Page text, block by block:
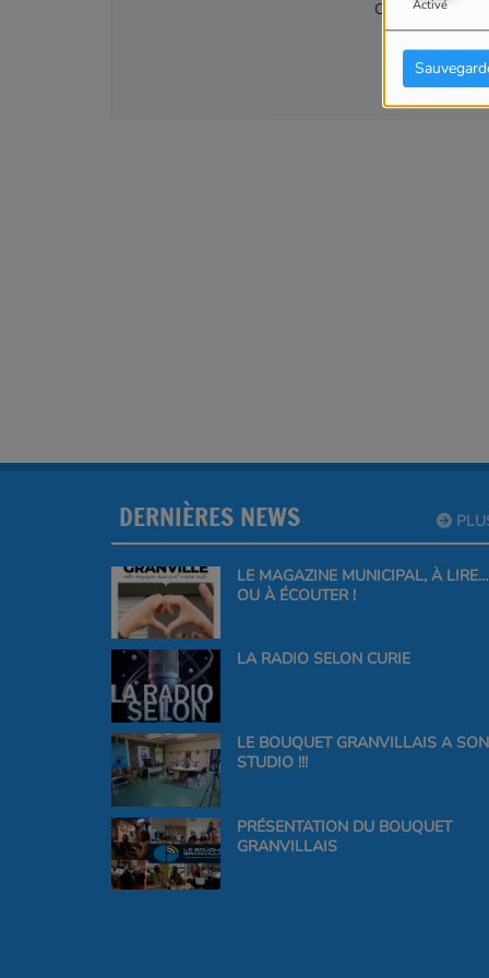
Activé
Connectez-vous
SE
DERNIÈRES NEWS
LE MAGAZINE MUNICIPAL, À LIRE…
OU À ÉCOUTER !
LA RADIO SELON CURIE
LE BOUQUET GRANVILLAIS A SON
STUDIO !!!
PRÉSENTATION DU BOUQUET
GRANVILLAIS